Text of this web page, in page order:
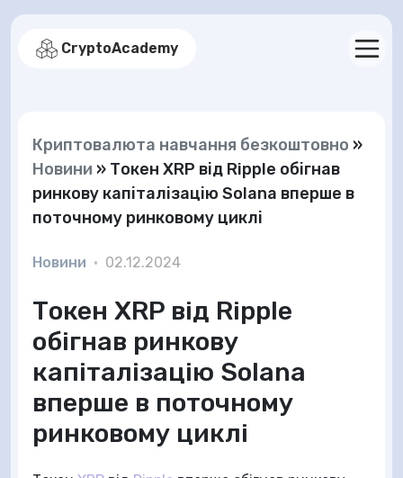
CryptoAcademy
Криптовалюта навчання безкоштовно »
Новини » Токен XRP від Ripple обігнав
ринкову капіталізацію Solana вперше в
поточному ринковому циклі
Новини • 02.12.2024
Токен XRP від Ripple
обігнав ринкову
капіталізацію Solana
вперше в поточному
ринковому циклі